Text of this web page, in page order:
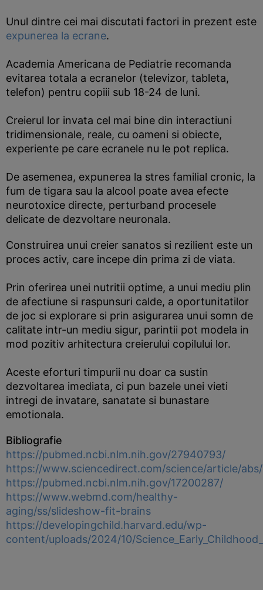
Unul dintre cei mai discutati factori in prezent este
expunerea la ecrane.
Academia Americana de Pediatrie recomanda
evitarea totala a ecranelor (televizor, tableta,
telefon) pentru copiii sub 18-24 de luni.
Creierul lor invata cel mai bine din interactiuni
tridimensionale, reale, cu oameni si obiecte,
experiente pe care ecranele nu le pot replica.
De asemenea, expunerea la stres familial cronic, la
fum de tigara sau la alcool poate avea efecte
neurotoxice directe, perturband procesele
delicate de dezvoltare neuronala.
Construirea unui creier sanatos si rezilient este un
proces activ, care incepe din prima zi de viata.
Prin oferirea unei nutritii optime, a unui mediu plin
de afectiune si raspunsuri calde, a oportunitatilor
de joc si explorare si prin asigurarea unui somn de
calitate intr-un mediu sigur, parintii pot modela in
mod pozitiv arhitectura creierului copilului lor.
Aceste eforturi timpurii nu doar ca sustin
dezvoltarea imediata, ci pun bazele unei vieti
intregi de invatare, sanatate si bunastare
emotionala.
Bibliografie
https://pubmed.ncbi.nlm.nih.gov/27940793/
https://www.sciencedirect.com/science/article/abs/
https://pubmed.ncbi.nlm.nih.gov/17200287/
https://www.webmd.com/healthy-
aging/ss/slideshow-fit-brains
https://developingchild.harvard.edu/wp-
content/uploads/2024/10/